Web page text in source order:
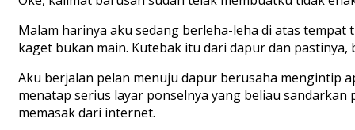
Malam harinya aku sedang berleha-leha di atas
kaget bukan main. Kutebak itu dari dapur dan pastinya,
Aku berjalan pelan menuju dapur berusaha mengintip
menatap serius layar ponselnya yang beliau
memasak dari internet.